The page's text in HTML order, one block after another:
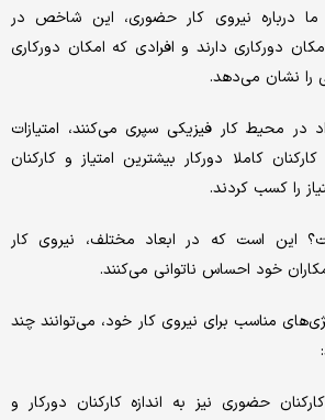
ما درباره نیروی کار حضوری، این شاخص در
دورکاری دارند و افرادی که امکان دورکاری
را نشان می‌دهد.
در محیط کار فیزیکی سپری می‌کنند، امتیازات
کاملا دورکار بیشترین امتیاز و کارکنان
را کسب کردند.
این است که در ابعاد مختلف، نیروی کار
خود احساس ناتوانی می‌کنند.
مناسب برای نیروی کار خود، می‌توانند چند
حضوری نیز به اندازه کارکنان دورکار و